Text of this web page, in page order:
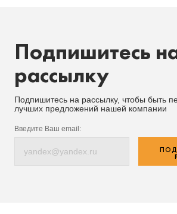
Подпишитесь
рассылку
Подпишитесь на рассылку, чтобы быть
лучших предложений нашей компании
Введите Ваш email: